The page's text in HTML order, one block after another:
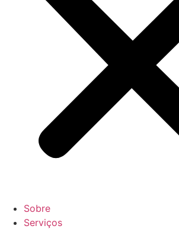
Sobre
Serviços